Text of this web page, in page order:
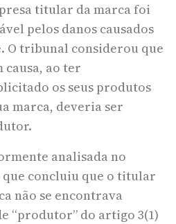
titular da marca foi
pelos danos causados
O tribunal considerou que
ao ter
os seus produtos
marca, deveria ser
analisada no
concluiu que o titular
não se encontrava
“produtor” do artigo 3(1)